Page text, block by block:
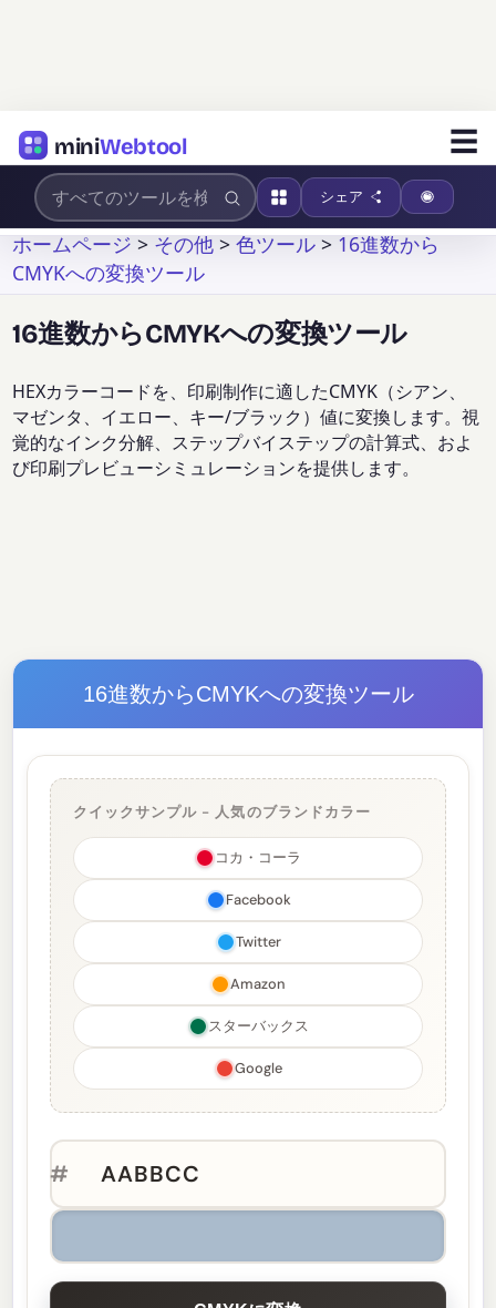
miniWebtool ☰
シェア
ホームページ>その他>色ツール>16進数から
CMYKへの変換ツール
16進数からCMYKへの変換ツール
HEXカラーコードを、印刷制作に適したCMYK（シアン、
マゼンタ、イエロー、キー/ブラック）値に変換します。視
覚的なインク分解、ステップバイステップの計算式、およ
び印刷プレビューシミュレーションを提供します。
16進数からCMYKへの変換ツール
クイックサンプル - 人気のブランドカラー
コカ・コーラ
Facebook
Twitter
Amazon
スターバックス
Google
#